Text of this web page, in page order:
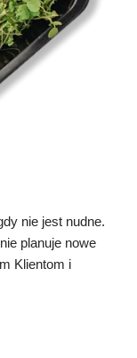
nie jest nudne.
planuje nowe
Klientom i